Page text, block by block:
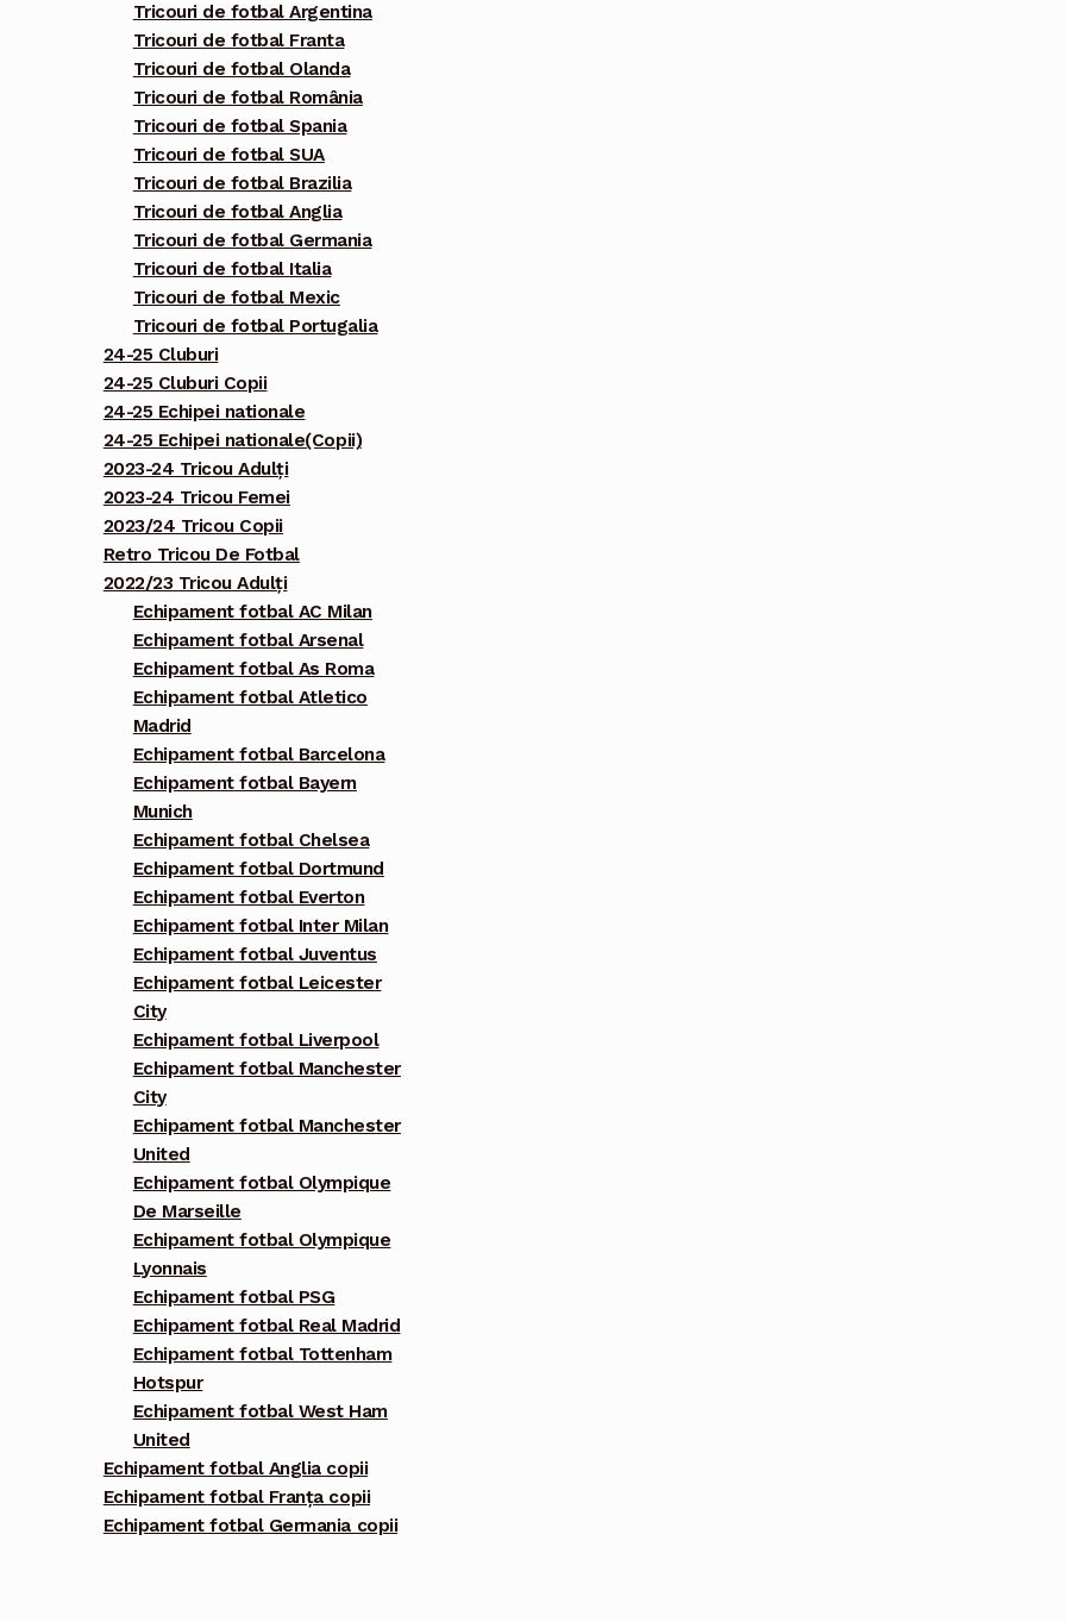
Tricouri de fotbal Argentina
Tricouri de fotbal Franta
Tricouri de fotbal Olanda
Tricouri de fotbal România
Tricouri de fotbal Spania
Tricouri de fotbal SUA
Tricouri de fotbal Brazilia
Tricouri de fotbal Anglia
Tricouri de fotbal Germania
Tricouri de fotbal Italia
Tricouri de fotbal Mexic
Tricouri de fotbal Portugalia
24-25 Cluburi
24-25 Cluburi Copii
24-25 Echipei nationale
24-25 Echipei nationale(Copii)
2023-24 Tricou Adulți
2023-24 Tricou Femei
2023/24 Tricou Copii
Retro Tricou De Fotbal
2022/23 Tricou Adulți
Echipament fotbal AC Milan
Echipament fotbal Arsenal
Echipament fotbal As Roma
Echipament fotbal Atletico
Madrid
Echipament fotbal Barcelona
Echipament fotbal Bayern
Munich
Echipament fotbal Chelsea
Echipament fotbal Dortmund
Echipament fotbal Everton
Echipament fotbal Inter Milan
Echipament fotbal Juventus
Echipament fotbal Leicester
City
Echipament fotbal Liverpool
Echipament fotbal Manchester
City
Echipament fotbal Manchester
United
Echipament fotbal Olympique
De Marseille
Echipament fotbal Olympique
Lyonnais
Echipament fotbal PSG
Echipament fotbal Real Madrid
Echipament fotbal Tottenham
Hotspur
Echipament fotbal West Ham
United
Echipament fotbal Anglia copii
Echipament fotbal Franța copii
Echipament fotbal Germania copii